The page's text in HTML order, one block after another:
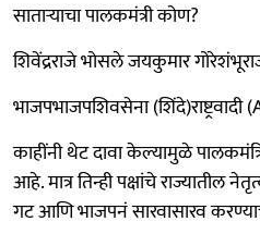
साताऱ्याचा पालकमंत्री कोण?
शिवेंद्रराजे भोसले जयकुमार
भाजपभाजपशिवसेना (शिंदे)राष्ट्रवादी
काहींनी थेट दावा केल्यामुळे
आहे. मात्र तिन्ही पक्षांचे राज्यातील
गट आणि भाजपनं सारवासारव